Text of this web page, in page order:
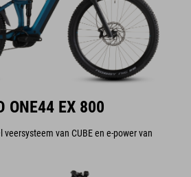
ONE44 EX 800
van CUBE en e-power van